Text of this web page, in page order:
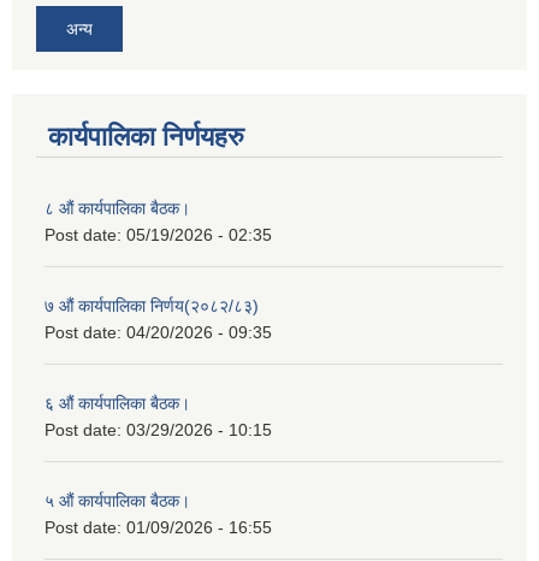
अन्य
कार्यपालिका निर्णयहरु
८ औं कार्यपालिका बैठक।
Post date: 05/19/2026 - 02:35
७ औं कार्यपालिका निर्णय(२०८२/८३)
Post date: 04/20/2026 - 09:35
६ औं कार्यपालिका बैठक।
Post date: 03/29/2026 - 10:15
५ औं कार्यपालिका बैठक।
Post date: 01/09/2026 - 16:55